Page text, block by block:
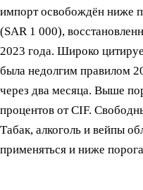
импорт освобождён ниже
(SAR 1 000),
2023 года. Широко
была недолгим правилом
через два месяца. Выше
процентов от CIF.
Табак, алкоголь и вейпы
применяться и ниже